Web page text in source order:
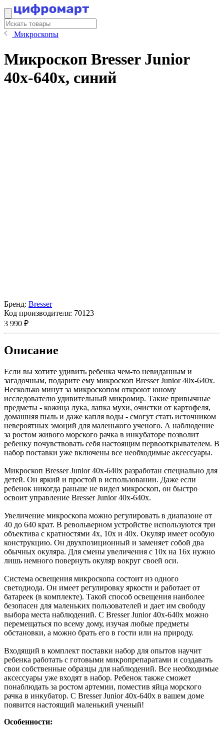
Микроскопы
Микроскоп Bresser Junior
40x-640x, синий
Бренд: Bresser
Код производителя: 70123
3 990 ₽
Описание
Если вы хотите удивить ребенка чем-то невиданным и
загадочным, подарите ему микроскоп Bresser Junior 40x-640x.
Несколько минут за микроскопом откроют юному
исследователю удивительный микромир. Такие привычные
предметы - кожица лука, лапка мухи, очистки от картофеля,
домашняя пыль и даже капля воды - смогут стать источником
невероятных эмоций для маленького ученого. А наблюдение
за ростом живого морского рачка в инкубаторе позволит
ребенку почувствовать себя настоящим первооткрывателем. В
набор поставки уже включены все необходимые аксессуары.
Микроскоп Bresser Junior 40x-640x разработан специально для
детей. Он яркий и простой в использовании. Даже если
ребенок никогда раньше не видел микроскоп, он быстро
освоит управление Bresser Junior 40x-640x.
Увеличение микроскопа можно регулировать в диапазоне от
40 до 640 крат. В револьверном устройстве используются три
объектива с кратностями 4х, 10х и 40х. Окуляр имеет особую
конструкцию. Он двухпозиционный и заменяет собой два
обычных окуляра. Для смены увеличения с 10х на 16х нужно
лишь немного повернуть окуляр вокруг своей оси.
Система освещения микроскопа состоит из одного
светодиода. Он имеет регулировку яркости и работает от
батареек (в комплекте). Такой способ освещения наиболее
безопасен для маленьких пользователей и дает им свободу
выбора места наблюдений. С Bresser Junior 40x-640x можно
перемещаться по всему дому, изучая любые предметы
обстановки, а можно брать его в гости или на природу.
Входящий в комплект поставки набор для опытов научит
ребенка работать с готовыми микропрепаратами и создавать
свои собственные образцы для наблюдений. Все необходимые
аксессуары уже входят в набор. Ребенок также сможет
понаблюдать за ростом артемии, поместив яйца морского
рачка в инкубатор. С Bresser Junior 40x-640x в вашем доме
появится настоящий маленький ученый!
Особенности: